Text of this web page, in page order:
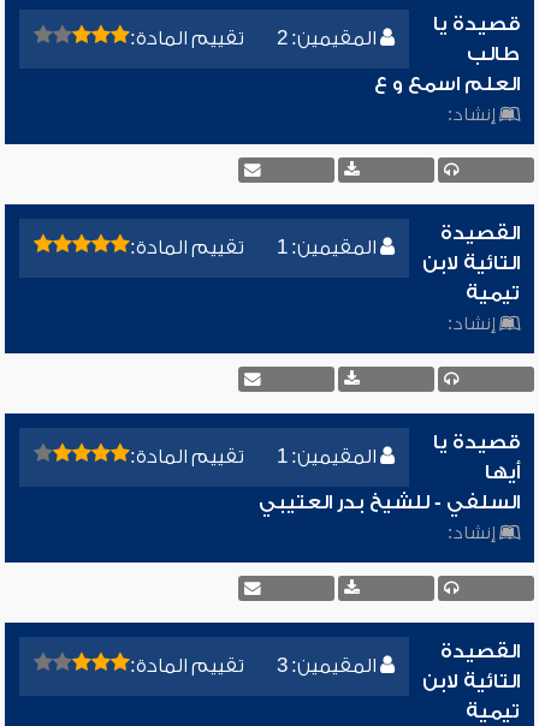
المقيمين: 2 تقييم المادة:
قصيدة يا
طالب
العلم اسمع و ع
إنشاد:
المقيمين: 1 تقييم المادة:
القصيدة
التائية لابن
تيمية
إنشاد:
المقيمين: 1 تقييم المادة:
قصيدة يا
أيها
السلفي - للشيخ بدر العتيبي
إنشاد:
المقيمين: 3 تقييم المادة:
القصيدة
التائية لابن
تيمية